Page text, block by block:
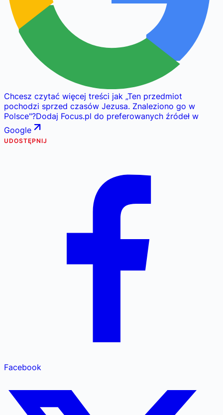
Chcesz czytać więcej treści jak „Ten przedmiot
pochodzi sprzed czasów Jezusa. Znaleziono go w
Polsce"?Dodaj Focus.pl do preferowanych źródeł w
Google
UDOSTĘPNIJ
Facebook